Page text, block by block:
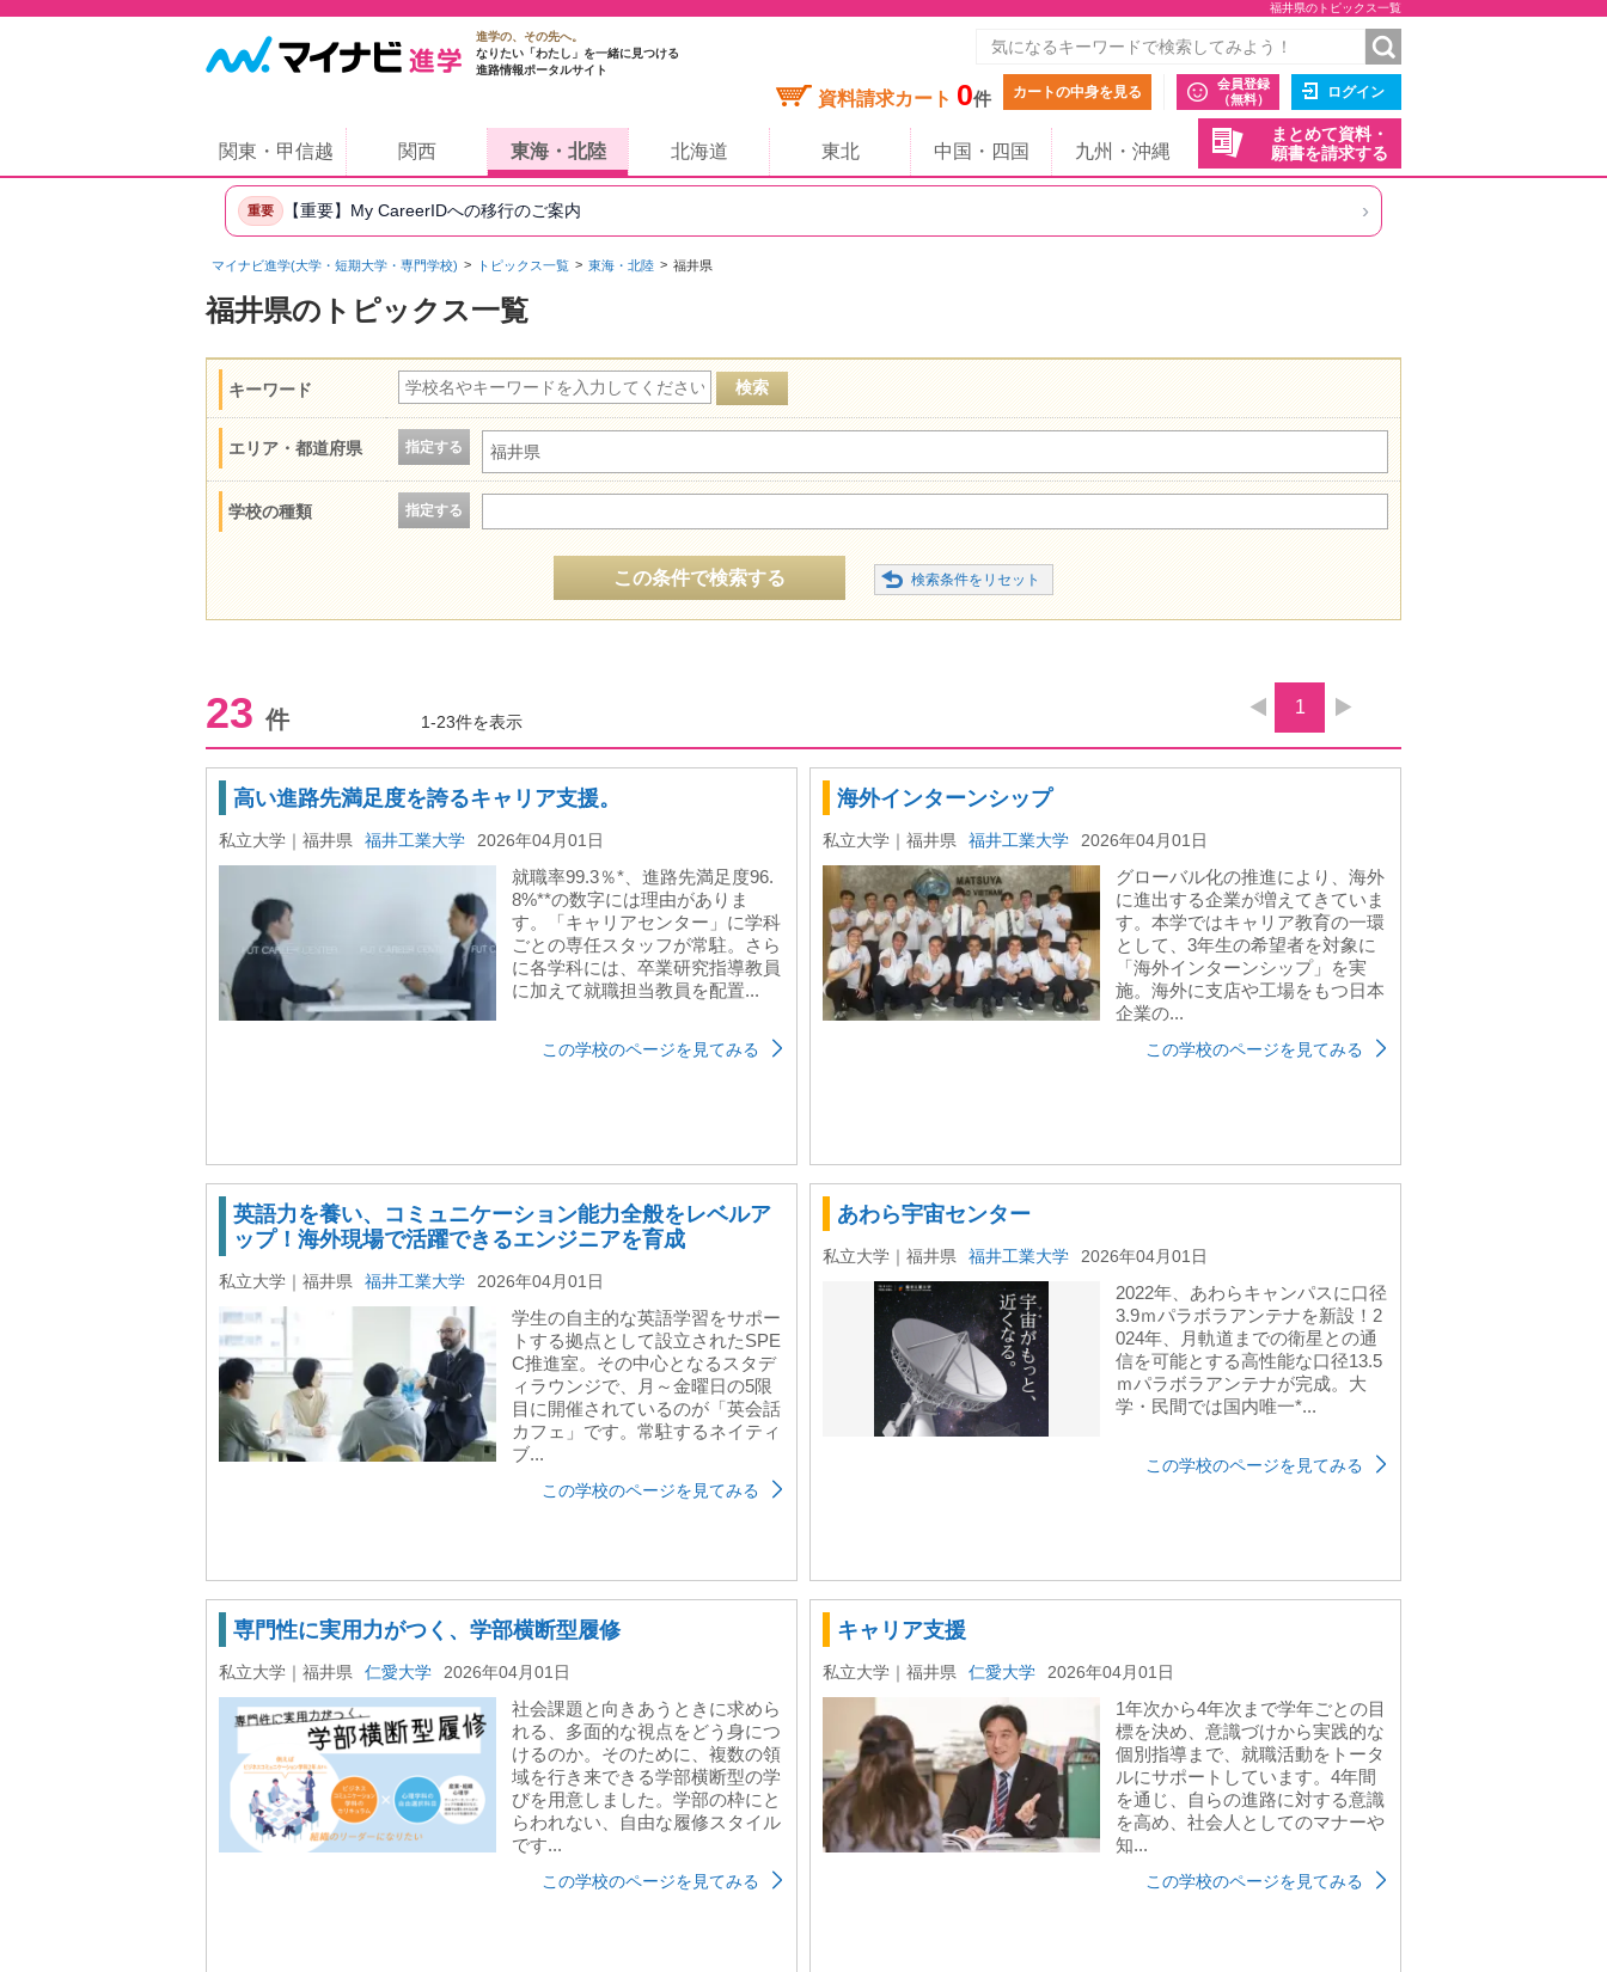
福井県のトピックス一覧
進学の、その先へ。
なりたい「わたし」を一緒に見つける
進路情報ポータルサイト
資料請求カート 0件 カートの中身を見る
会員登録
（無料）
ログイン
まとめて資料・
願書を請求する
関東・甲信越 関西 東海・北陸 北海道 東北 中国・四国 九州・沖縄
重要 【重要】My CareerIDへの移行のご案内 ›
マイナビ進学(大学・短期大学・専門学校) トピックス一覧 東海・北陸 福井県
福井県のトピックス一覧
キーワード
エリア・都道府県 指定する 福井県
学校の種類 指定する
この条件で検索する
23 件 1-23件を表示
1
高い進路先満足度を誇るキャリア支援。
私立大学｜福井県 福井工業大学 2026年04月01日
就職率99.3％*、進路先満足度96.
8%**の数字には理由がありま
す。「キャリアセンター」に学科
ごとの専任スタッフが常駐。さら
に各学科には、卒業研究指導教員
に加えて就職担当教員を配置...
この学校のページを見てみる
海外インターンシップ
私立大学｜福井県 福井工業大学 2026年04月01日
グローバル化の推進により、海外
に進出する企業が増えてきていま
す。本学ではキャリア教育の一環
として、3年生の希望者を対象に
「海外インターンシップ」を実
施。海外に支店や工場をもつ日本
企業の...
この学校のページを見てみる
英語力を養い、コミュニケーション能力全般をレベルア
ップ！海外現場で活躍できるエンジニアを育成
私立大学｜福井県 福井工業大学 2026年04月01日
学生の自主的な英語学習をサポー
トする拠点として設立されたSPE
C推進室。その中心となるスタデ
ィラウンジで、月～金曜日の5限
目に開催されているのが「英会話
カフェ」です。常駐するネイティ
ブ...
この学校のページを見てみる
あわら宇宙センター
私立大学｜福井県 福井工業大学 2026年04月01日
2022年、あわらキャンパスに口径
3.9ｍパラボラアンテナを新設！2
024年、月軌道までの衛星との通
信を可能とする高性能な口径13.5
ｍパラボラアンテナが完成。大
学・民間では国内唯一*...
この学校のページを見てみる
専門性に実用力がつく、学部横断型履修
私立大学｜福井県 仁愛大学 2026年04月01日
社会課題と向きあうときに求めら
れる、多面的な視点をどう身につ
けるのか。そのために、複数の領
域を行き来できる学部横断型の学
びを用意しました。学部の枠にと
らわれない、自由な履修スタイル
です...
この学校のページを見てみる
キャリア支援
私立大学｜福井県 仁愛大学 2026年04月01日
1年次から4年次まで学年ごとの目
標を決め、意識づけから実践的な
個別指導まで、就職活動をトータ
ルにサポートしています。4年間
を通じ、自らの進路に対する意識
を高め、社会人としてのマナーや
知...
この学校のページを見てみる